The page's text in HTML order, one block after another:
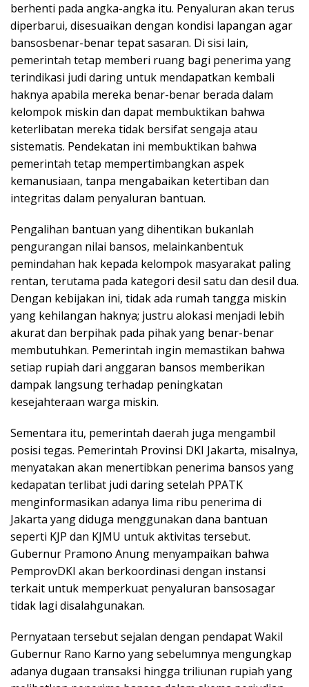
berhenti pada angka-angka itu. Penyaluran akan terus
diperbarui, disesuaikan dengan kondisi lapangan agar
bansosbenar-benar tepat sasaran. Di sisi lain,
pemerintah tetap memberi ruang bagi penerima yang
terindikasi judi daring untuk mendapatkan kembali
haknya apabila mereka benar-benar berada dalam
kelompok miskin dan dapat membuktikan bahwa
keterlibatan mereka tidak bersifat sengaja atau
sistematis. Pendekatan ini membuktikan bahwa
pemerintah tetap mempertimbangkan aspek
kemanusiaan, tanpa mengabaikan ketertiban dan
integritas dalam penyaluran bantuan.
Pengalihan bantuan yang dihentikan bukanlah
pengurangan nilai bansos, melainkanbentuk
pemindahan hak kepada kelompok masyarakat paling
rentan, terutama pada kategori desil satu dan desil dua.
Dengan kebijakan ini, tidak ada rumah tangga miskin
yang kehilangan haknya; justru alokasi menjadi lebih
akurat dan berpihak pada pihak yang benar-benar
membutuhkan. Pemerintah ingin memastikan bahwa
setiap rupiah dari anggaran bansos memberikan
dampak langsung terhadap peningkatan
kesejahteraan warga miskin.
Sementara itu, pemerintah daerah juga mengambil
posisi tegas. Pemerintah Provinsi DKI Jakarta, misalnya,
menyatakan akan menertibkan penerima bansos yang
kedapatan terlibat judi daring setelah PPATK
menginformasikan adanya lima ribu penerima di
Jakarta yang diduga menggunakan dana bantuan
seperti KJP dan KJMU untuk aktivitas tersebut.
Gubernur Pramono Anung menyampaikan bahwa
PemprovDKI akan berkoordinasi dengan instansi
terkait untuk memperkuat penyaluran bansosagar
tidak lagi disalahgunakan.
Pernyataan tersebut sejalan dengan pendapat Wakil
Gubernur Rano Karno yang sebelumnya mengungkap
adanya dugaan transaksi hingga triliunan rupiah yang